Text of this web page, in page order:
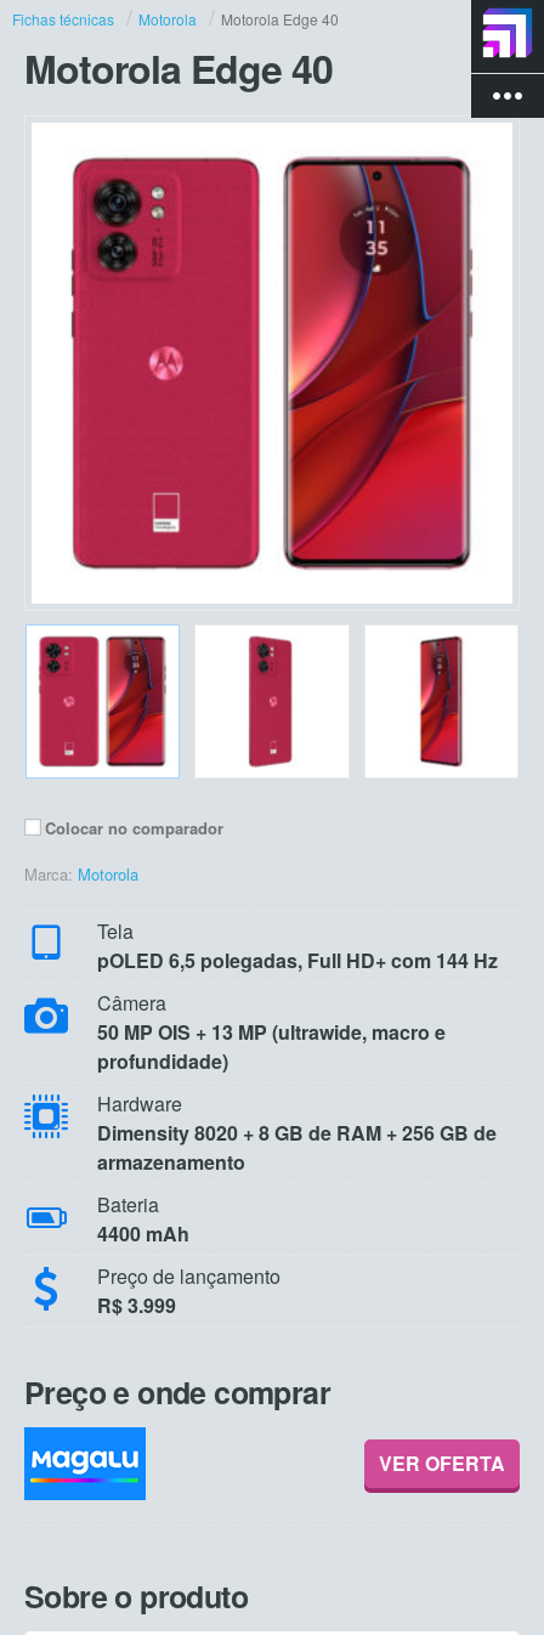
more_vert
Fichas técnicas Motorola Motorola Edge 40
Motorola Edge 40
Colocar no comparador
Marca: Motorola
Tela
pOLED 6,5 polegadas, Full HD+ com 144 Hz
Câmera
50 MP OIS + 13 MP (ultrawide, macro e
profundidade)
Hardware
Dimensity 8020 + 8 GB de RAM + 256 GB de
armazenamento
Bateria
4400 mAh
Preço de lançamento
R$ 3.999
Preço e onde comprar
VER OFERTA
Sobre o produto